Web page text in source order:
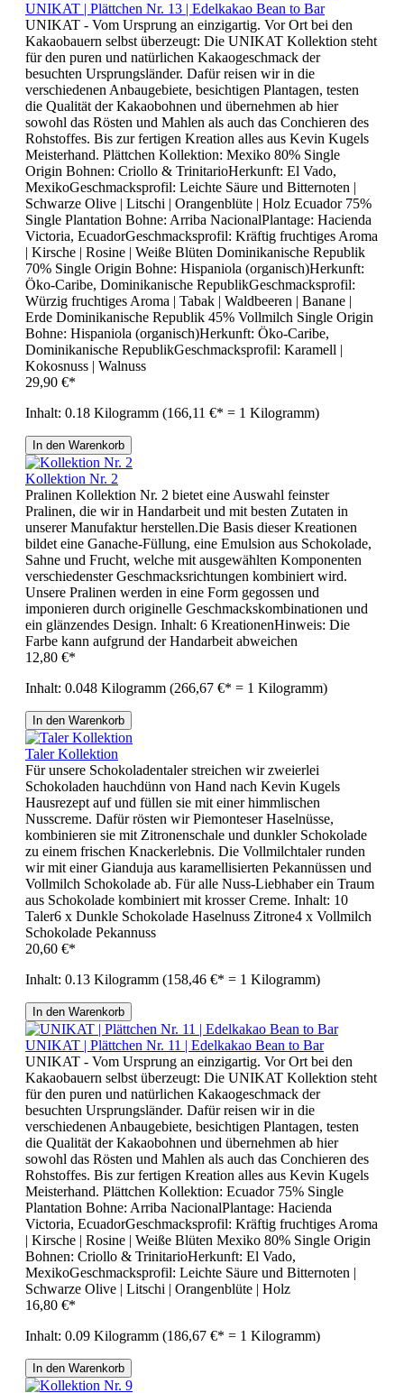
UNIKAT | Plättchen Nr. 13 | Edelkakao Bean to Bar
UNIKAT - Vom Ursprung an einzigartig. Vor Ort bei den
Kakaobauern selbst überzeugt: Die UNIKAT Kollektion steht
für den puren und natürlichen Kakaogeschmack der
besuchten Ursprungsländer. Dafür reisen wir in die
verschiedenen Anbaugebiete, besichtigen Plantagen, testen
die Qualität der Kakaobohnen und übernehmen ab hier
sowohl das Rösten und Mahlen als auch das Conchieren des
Rohstoffes. Bis zur fertigen Kreation alles aus Kevin Kugels
Meisterhand. Plättchen Kollektion: Mexiko 80% Single
Origin Bohnen: Criollo & TrinitarioHerkunft: El Vado,
MexikoGeschmacksprofil: Leichte Säure und Bitternoten |
Schwarze Olive | Litschi | Orangenblüte | Holz Ecuador 75%
Single Plantation Bohne: Arriba NacionalPlantage: Hacienda
Victoria, EcuadorGeschmacksprofil: Kräftig fruchtiges Aroma
| Kirsche | Rosine | Weiße Blüten Dominikanische Republik
70% Single Origin Bohne: Hispaniola (organisch)Herkunft:
Öko-Caribe, Dominikanische RepublikGeschmacksprofil:
Würzig fruchtiges Aroma | Tabak | Waldbeeren | Banane |
Erde Dominikanische Republik 45% Vollmilch Single Origin
Bohne: Hispaniola (organisch)Herkunft: Öko-Caribe,
Dominikanische RepublikGeschmacksprofil: Karamell |
Kokosnuss | Walnuss
29,90 €*
Inhalt: 0.18 Kilogramm (166,11 €* = 1 Kilogramm)
In den Warenkorb
Kollektion Nr. 2
Pralinen Kollektion Nr. 2 bietet eine Auswahl feinster
Pralinen, die wir in Handarbeit und mit besten Zutaten in
unserer Manufaktur herstellen.Die Basis dieser Kreationen
bildet eine Ganache-Füllung, eine Emulsion aus Schokolade,
Sahne und Frucht, welche mit ausgewählten Komponenten
verschiedenster Geschmacksrichtungen kombiniert wird.
Unsere Pralinen werden in eine Form gegossen und
imponieren durch originelle Geschmackskombinationen und
ein glänzendes Design. Inhalt: 6 KreationenHinweis: Die
Farbe kann aufgrund der Handarbeit abweichen
12,80 €*
Inhalt: 0.048 Kilogramm (266,67 €* = 1 Kilogramm)
In den Warenkorb
Taler Kollektion
Für unsere Schokoladentaler streichen wir zweierlei
Schokoladen hauchdünn von Hand nach Kevin Kugels
Hausrezept auf und füllen sie mit einer himmlischen
Nusscreme. Dafür rösten wir Piemonteser Haselnüsse,
kombinieren sie mit Zitronenschale und dunkler Schokolade
zu einem frischen Knackerlebnis. Die Vollmilchtaler runden
wir mit einer Gianduja aus karamellisierten Pekannüssen und
Vollmilch Schokolade ab. Für alle Nuss-Liebhaber ein Traum
aus Schokolade kombiniert mit krosser Creme. Inhalt: 10
Taler6 x Dunkle Schokolade Haselnuss Zitrone4 x Vollmilch
Schokolade Pekannuss
20,60 €*
Inhalt: 0.13 Kilogramm (158,46 €* = 1 Kilogramm)
In den Warenkorb
UNIKAT | Plättchen Nr. 11 | Edelkakao Bean to Bar
UNIKAT - Vom Ursprung an einzigartig. Vor Ort bei den
Kakaobauern selbst überzeugt: Die UNIKAT Kollektion steht
für den puren und natürlichen Kakaogeschmack der
besuchten Ursprungsländer. Dafür reisen wir in die
verschiedenen Anbaugebiete, besichtigen Plantagen, testen
die Qualität der Kakaobohnen und übernehmen ab hier
sowohl das Rösten und Mahlen als auch das Conchieren des
Rohstoffes. Bis zur fertigen Kreation alles aus Kevin Kugels
Meisterhand. Plättchen Kollektion: Ecuador 75% Single
Plantation Bohne: Arriba NacionalPlantage: Hacienda
Victoria, EcuadorGeschmacksprofil: Kräftig fruchtiges Aroma
| Kirsche | Rosine | Weiße Blüten Mexiko 80% Single Origin
Bohnen: Criollo & TrinitarioHerkunft: El Vado,
MexikoGeschmacksprofil: Leichte Säure und Bitternoten |
Schwarze Olive | Litschi | Orangenblüte | Holz
16,80 €*
Inhalt: 0.09 Kilogramm (186,67 €* = 1 Kilogramm)
In den Warenkorb